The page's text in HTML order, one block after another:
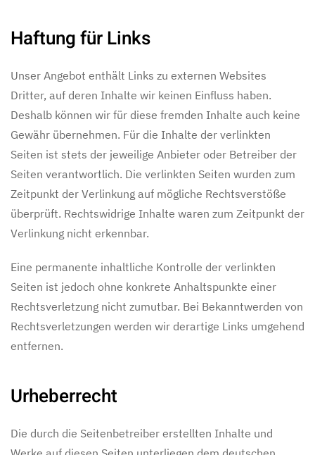
Haftung für Links
Unser Angebot enthält Links zu externen Websites
Dritter, auf deren Inhalte wir keinen Einfluss haben.
Deshalb können wir für diese fremden Inhalte auch keine
Gewähr übernehmen. Für die Inhalte der verlinkten
Seiten ist stets der jeweilige Anbieter oder Betreiber der
Seiten verantwortlich. Die verlinkten Seiten wurden zum
Zeitpunkt der Verlinkung auf mögliche Rechtsverstöße
überprüft. Rechtswidrige Inhalte waren zum Zeitpunkt der
Verlinkung nicht erkennbar.
Eine permanente inhaltliche Kontrolle der verlinkten
Seiten ist jedoch ohne konkrete Anhaltspunkte einer
Rechtsverletzung nicht zumutbar. Bei Bekanntwerden von
Rechtsverletzungen werden wir derartige Links umgehend
entfernen.
Urheberrecht
Die durch die Seitenbetreiber erstellten Inhalte und